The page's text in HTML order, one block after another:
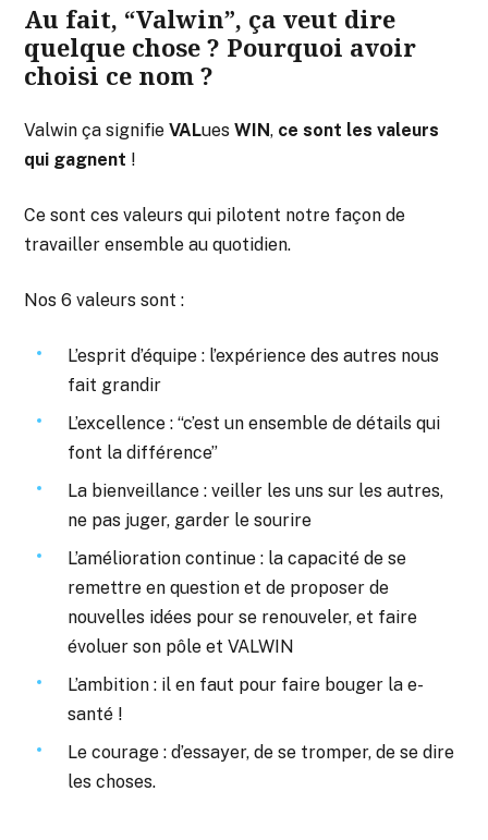
Au fait, “Valwin”, ça veut dire
quelque chose ? Pourquoi avoir
choisi ce nom ?
Valwin ça signifie VALuesWIN, ce sont les valeurs
qui gagnent !
Ce sont ces valeurs qui pilotent notre façon de
travailler ensemble au quotidien.
Nos 6 valeurs sont :
L’esprit d’équipe : l’expérience des autres nous
fait grandir
L’excellence : “c’est un ensemble de détails qui
font la différence”
La bienveillance : veiller les uns sur les autres,
ne pas juger, garder le sourire
L’amélioration continue : la capacité de se
remettre en question et de proposer de
nouvelles idées pour se renouveler, et faire
évoluer son pôle et VALWIN
L’ambition : il en faut pour faire bouger la e-
santé !
Le courage : d’essayer, de se tromper, de se dire
les choses.